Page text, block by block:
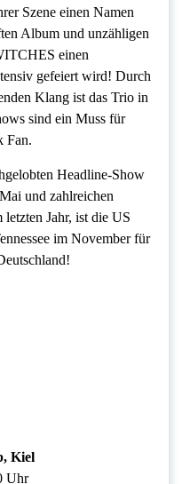
Szene einen Namen
Album und unzähligen
einen
gefeiert wird! Durch
Klang ist das Trio in
sind ein Muss für
Fan.
Headline-Show
und zahlreichen
Jahr, ist die US
im November für
Kiel
Uhr